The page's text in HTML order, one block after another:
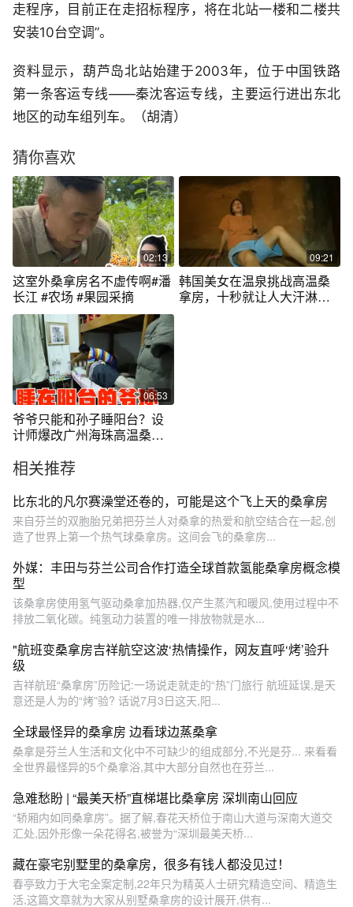
走程序，目前正在走招标程序，将在北站一楼和二楼共
安装10台空调”。
资料显示，葫芦岛北站始建于2003年，位于中国铁路
第一条客运专线——秦沈客运专线，主要运行进出东北
地区的动车组列车。（胡清）
猜你喜欢
02:13
这室外桑拿房名不虚传啊#潘
长江 #农场 #果园采摘
09:21
韩国美女在温泉挑战高温桑
拿房，十秒就让人大汗淋
06:53
爷爷只能和孙子睡阳台？设
计师爆改广州海珠高温桑拿
相关推荐
比东北的凡尔赛澡堂还卷的，可能是这个飞上天的桑拿房
来自芬兰的双胞胎兄弟把芬兰人对桑拿的热爱和航空结合在一起,创
造了世界上第一个热气球桑拿房。这间会飞的桑拿房...
外媒：丰田与芬兰公司合作打造全球首款氢能桑拿房概念模
型
该桑拿房使用氢气驱动桑拿加热器,仅产生蒸汽和暖风,使用过程中不
排放二氧化碳。纯氢动力装置的唯一排放物就是水...
"航班变桑拿房吉祥航空这波‘热情操作，网友直呼‘烤’验升
级
吉祥航班“桑拿房”历险记:一场说走就走的“热”门旅行 航班延误,是天
意还是人为的“烤”验? 话说7月3日这天,阳...
全球最怪异的桑拿房 边看球边蒸桑拿
桑拿是芬兰人生活和文化中不可缺少的组成部分,不光是芬... 来看看
全世界最怪异的5个桑拿浴,其中大部分自然也在芬兰...
急难愁盼 | “最美天桥”直梯堪比桑拿房 深圳南山回应
“轿厢内如同桑拿房”。据了解,春花天桥位于南山大道与深南大道交
汇处,因外形像一朵花得名,被誉为“深圳最美天桥...
藏在豪宅别墅里的桑拿房，很多有钱人都没见过！
春亭致力于大宅全案定制,22年只为精英人士研究精造空间、精造生
活,这篇文章就为大家从别墅桑拿房的设计展开,供有...